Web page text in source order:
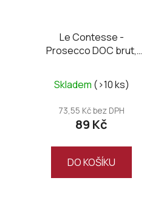
Le Contesse -
Prosecco DOC brut,
Skladem (>10 ks)
73,55 Kč bez DPH
89 Kč
DO KOŠÍKU